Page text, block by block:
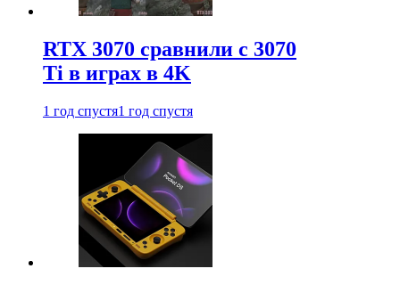
RTX 3070 сравнили с 3070
Ti в играх в 4K
1 год спустя1 год спустя